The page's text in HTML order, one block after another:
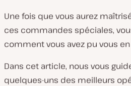
Une fois que vous aurez
ces commandes spéciales,
comment vous avez pu vous en
Dans cet article, nous vous
quelques-uns des meilleurs